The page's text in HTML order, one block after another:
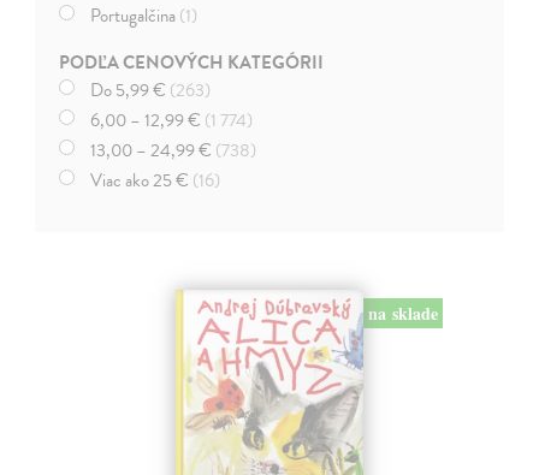
Portugalčina(1)
PODĽA CENOVÝCH KATEGÓRII
Do 5,99 € (263)
6,00 – 12,99 € (1 774)
13,00 – 24,99 € (738)
Viac ako 25 € (16)
na sklade